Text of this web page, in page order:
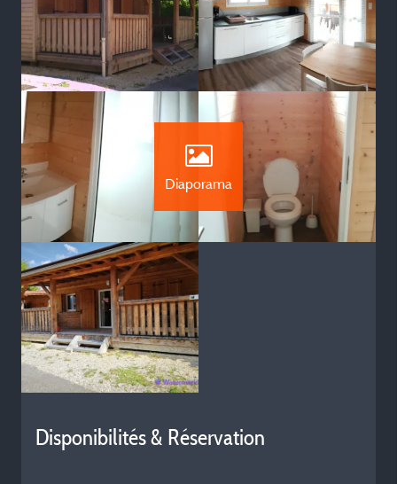
Diaporama
Disponibilités & Réservation